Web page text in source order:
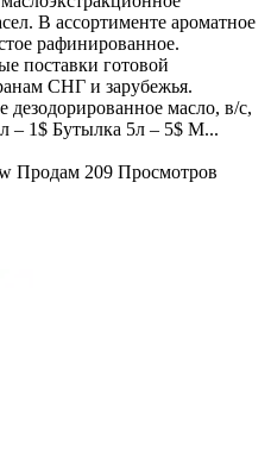
В ассортименте ароматное
рафинированное.
поставки готовой
СНГ и зарубежья.
масло, в/с,
1$ Бутылка 5л – 5$ М...
Продам 209 Просмотров